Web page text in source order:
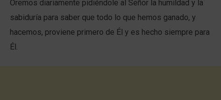
Oremos diariamente pidiéndole al Señor la humildad y la
sabiduría para saber que todo lo que hemos ganado, y
hacemos, proviene primero de Él y es hecho siempre para
Él.